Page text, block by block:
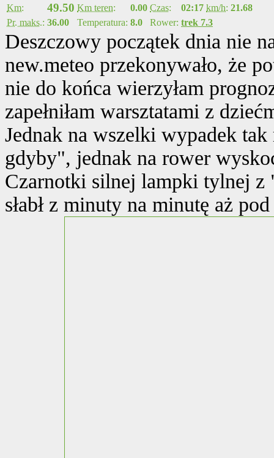
Km: 49.50 Km teren: 0.00 Czas: 02:17 km/h: 21.68
Pr. maks.: 36.00 Temperatura: 8.0 Rower: trek 7.3
Deszczowy początek dnia nie
new.meteo przekonywało, że
nie do końca wierzyłam
zapełniłam warsztatami z
Jednak na wszelki wypadek
gdyby", jednak na rower
Czarnotki silnej lampki tylnej z
słabł z minuty na minutę aż